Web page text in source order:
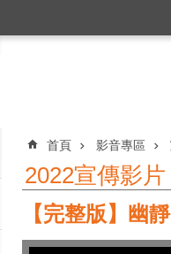
:::
首頁 影音專區
2022宣傳影片
【完整版】幽